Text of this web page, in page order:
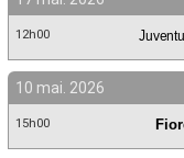
12h00
10 mai. 2026
15h00
Contact / Signaler un
Recrutement Maxifoot
Mentions légales
site web Maxifoot.fr